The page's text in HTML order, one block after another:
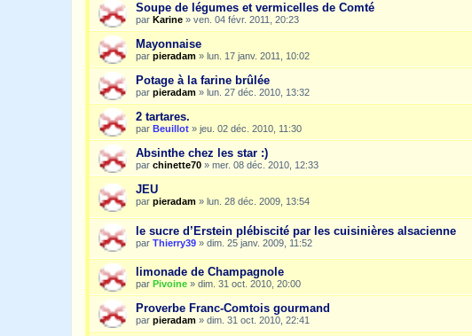
Soupe de légumes et vermicelles de Comté
par Karine » ven. 04 févr. 2011, 20:23
Mayonnaise
par pieradam » lun. 17 janv. 2011, 10:02
Potage à la farine brûlée
par pieradam » lun. 27 déc. 2010, 13:32
2 tartares.
par Beuillot » jeu. 02 déc. 2010, 11:30
Absinthe chez les star :)
par chinette70 » mer. 08 déc. 2010, 12:33
JEU
par pieradam » lun. 28 déc. 2009, 13:54
le sucre d’Erstein plébiscité par les cuisinières alsacienne
par Thierry39 » dim. 25 janv. 2009, 11:52
limonade de Champagnole
par Pivoine » dim. 31 oct. 2010, 20:00
Proverbe Franc-Comtois gourmand
par pieradam » dim. 31 oct. 2010, 22:41